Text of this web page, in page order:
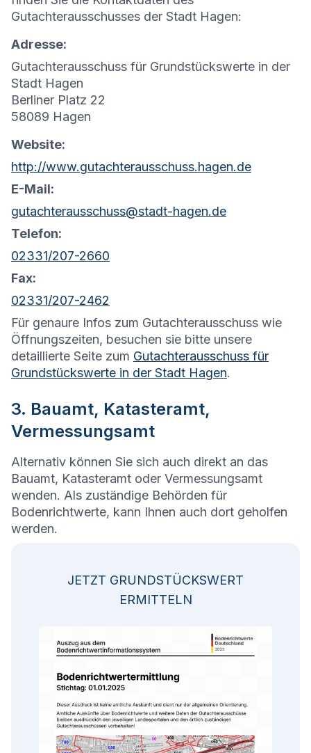
Gutachterausschusses der Stadt Hagen:
Adresse:
Gutachterausschuss für Grundstückswerte in der
Stadt Hagen
Berliner Platz 22
58089 Hagen
Website:
http://www.gutachterausschuss.hagen.de
E-Mail:
gutachterausschuss@stadt-hagen.de
Telefon:
02331/207-2660
Fax:
02331/207-2462
Für genaure Infos zum Gutachterausschuss wie
Öffnungszeiten, besuchen sie bitte unsere
detaillierte Seite zum Gutachterausschuss für
Grundstückswerte in der Stadt Hagen.
3. Bauamt, Katasteramt,
Vermessungsamt
Alternativ können Sie sich auch direkt an das
Bauamt, Katasteramt oder Vermessungsamt
wenden. Als zuständige Behörden für
Bodenrichtwerte, kann Ihnen auch dort geholfen
werden.
JETZT GRUNDSTÜCKSWERT
ERMITTELN